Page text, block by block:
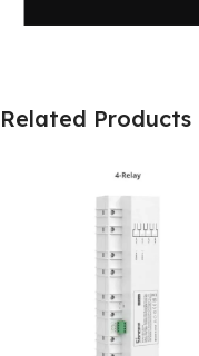
Related Products